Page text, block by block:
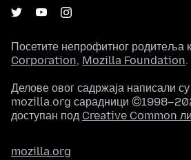
Посетите непрофитног родитеља
Corporation, Mozilla Foundation.
Делове овог садржаја написали су
mozilla.org сарадници
доступан под Creative Common
mozilla.org